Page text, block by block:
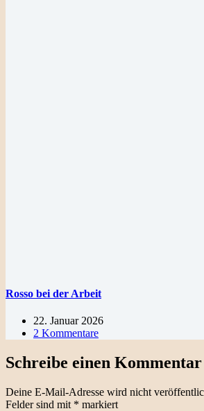
Rosso bei der Arbeit
22. Januar 2026
2 Kommentare
Schreibe einen Kommentar
Deine E-Mail-Adresse wird nicht
Felder sind mit * markiert